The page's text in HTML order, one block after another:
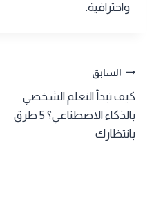
واحترافية.
تصفّح
المقالات
السابق
كيف تبدأ التعلم الشخصي
بالذكاء الاصطناعي؟ 5 طرق
بانتظارك